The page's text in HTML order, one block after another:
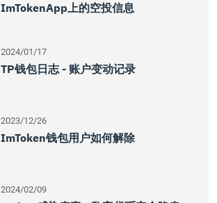
ImTokenApp上的空投信息
2024/01/17
TP钱包日志 - 账户变动记录
2023/12/26
ImToken钱包用户如何解除
2024/02/09